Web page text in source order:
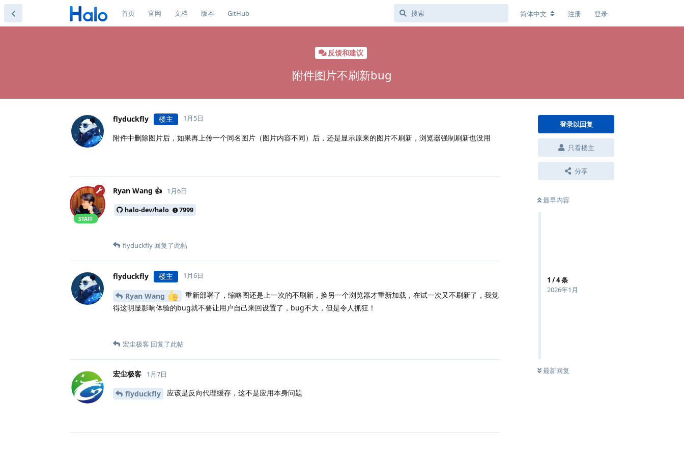
首页 官网 文档 版本 GitHub 简体中文 注册 登录
反馈和建议
附件图片不刷新bug
登录以回复
只看楼主
分享
最早内容
1 /4条
2026年1月
最新回复
flyduckfly 楼主 1月5日
附件中删除图片后，如果再上传一个同名图片（图片内容不同）后，还是显示原来的图片不刷新，浏览器强制刷新也没用
Ryan Wang 👍
STAFF
1月6日
halo-dev/halo 7999
flyduckfly 回复了此帖
flyduckfly 楼主 1月6日
Ryan Wang
重新部署了，缩略图还是上一次的不刷新，换另一个浏览器才重新加载，在试一次又不刷新了，我觉
得这明显影响体验的bug就不要让用户自己来回设置了，bug不大，但是令人抓狂！
宏尘极客 回复了此帖
宏尘极客 1月7日
flyduckfly 应该是反向代理缓存，这不是应用本身问题